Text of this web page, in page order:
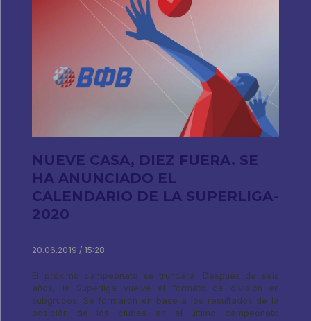
NUEVE CASA, DIEZ FUERA. SE
HA ANUNCIADO EL
CALENDARIO DE LA SUPERLIGA-
2020
20.06.2019 / 15:28
El próximo campeonato se truncará. Después de seis
años, la Superliga vuelve al formato de división en
subgrupos. Se formaron en base a los resultados de la
posición de los clubes en el último campeonato